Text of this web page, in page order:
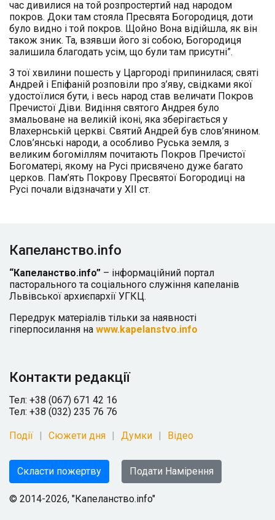
час дивилися на той розпростертий над народом
покров. Доки там стояла Пресвята Богородиця, доти
було видно і той покров. Щойно Вона відійшла, як він
також зник. Та, взявши його зі собою, Богородиця
залишила благодать усім, що були там присутні”.
З тої хвилини пошесть у Царгороді припинилася; святі
Андрей і Епіфаній розповіли про з’яву, свідками якої
удостоїлися бути, і весь народ став величати Покров
Пречистої Діви. Видіння святого Андрея було
змальоване на великій іконі, яка зберігається у
Влахернській церкві. Святий Андрей був слов’янином.
Слов’янські народи, а особливо Руська земля, з
великим богоміллям почитають Покров Пречистої
Богоматері, якому на Русі присвячено дуже багато
церков. Пам’ять Покрову Пресвятої Богородиці на
Русі почали відзначати у XII ст.
Капеланство.info
“Капеланство.info” – інформаційний портал
пасторального та соціального служіння капеланів
Львівської архиєпархії УГКЦ.
Передрук матеріалів тільки за наявності
гіперпосилання на www.kapelanstvo.info
Контакти редакції
Тел: +38 (067) 671 42 16
Тел: +38 (032) 235 76 76
Події Сюжети дня Думки Відео
Скласти пожертву Подати Намірення
© 2014-2026, "Капеланство.info"